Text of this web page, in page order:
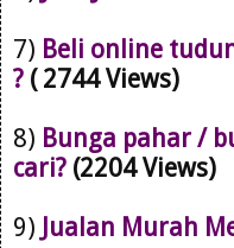
7) Beli online
? ( 2744 Views)
8) Bunga pahar /
cari? (2204 Views)
9) Jualan Murah